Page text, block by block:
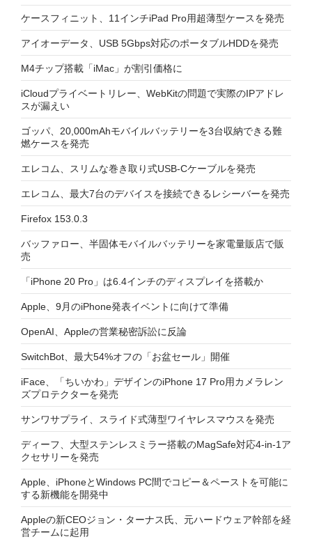
ケースフィニット、11インチiPad Pro用超薄型ケースを発売
アイオーデータ、USB 5Gbps対応のポータブルHDDを発売
M4チップ搭載「iMac」が割引価格に
iCloudプライベートリレー、WebKitの問題で実際のIPアドレ
スが漏えい
ゴッパ、20,000mAhモバイルバッテリーを3台収納できる難
燃ケースを発売
エレコム、スリムな巻き取り式USB-Cケーブルを発売
エレコム、最大7台のデバイスを接続できるレシーバーを発売
Firefox 153.0.3
バッファロー、半固体モバイルバッテリーを家電量販店で販
売
「iPhone 20 Pro」は6.4インチのディスプレイを搭載か
Apple、9月のiPhone発表イベントに向けて準備
OpenAI、Appleの営業秘密訴訟に反論
SwitchBot、最大54%オフの「お盆セール」開催
iFace、「ちいかわ」デザインのiPhone 17 Pro用カメラレン
ズプロテクターを発売
サンワサプライ、スライド式薄型ワイヤレスマウスを発売
ディーフ、大型ステンレスミラー搭載のMagSafe対応4-in-1ア
クセサリーを発売
Apple、iPhoneとWindows PC間でコピー＆ペーストを可能に
する新機能を開発中
Appleの新CEOジョン・ターナス氏、元ハードウェア幹部を経
営チームに起用